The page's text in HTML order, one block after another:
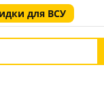
для ВСУ